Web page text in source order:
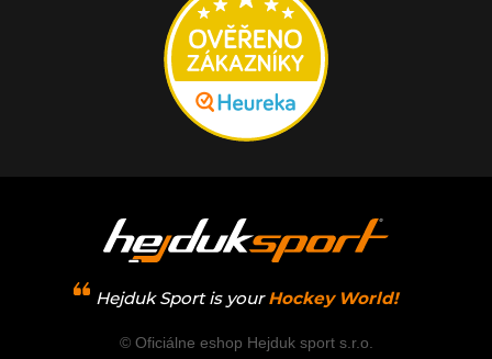
Hejduk Sport is your Hockey World!
© Oficiálne eshop Hejduk sport s.r.o.